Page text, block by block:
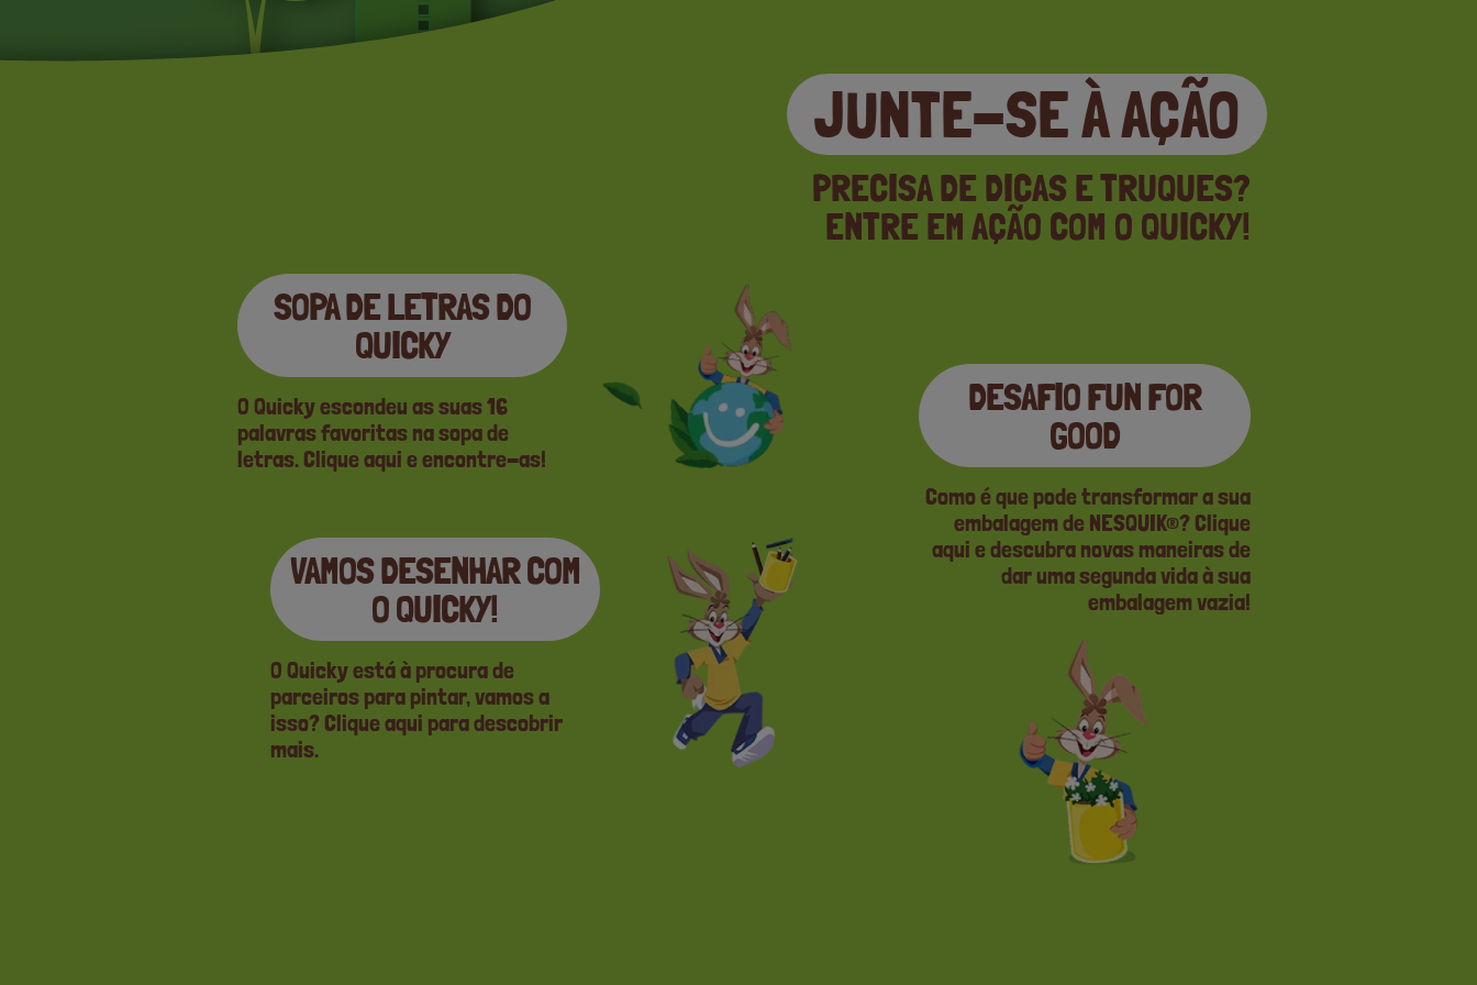
JUNTE-SE À AÇÃO
PRECISA DE DICAS E TRUQUES?
ENTRE EM AÇÃO COM O QUICKY!
SOPA DE LETRAS DO
QUICKY
O Quicky escondeu as suas 16
palavras favoritas na sopa de
letras. Clique aqui e encontre-as!
DESAFIO FUN FOR
GOOD
Como é que pode transformar a sua
embalagem de NESQUIK®? Clique
aqui e descubra novas maneiras de
dar uma segunda vida à sua
embalagem vazia!
VAMOS DESENHAR COM
O QUICKY!
O Quicky está à procura de
parceiros para pintar, vamos a
isso? Clique aqui para descobrir
mais.